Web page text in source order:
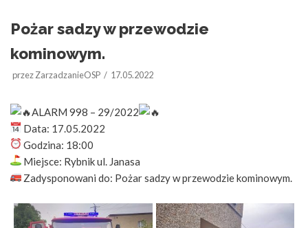
Pożar sadzy w przewodzie
kominowym.
przezZarzadzanieOSP 17.05.2022
ALARM 998 – 29/2022
Data: 17.05.2022
Godzina: 18:00
Miejsce: Rybnik ul. Janasa
Zadysponowani do: Pożar sadzy w przewodzie kominowym.